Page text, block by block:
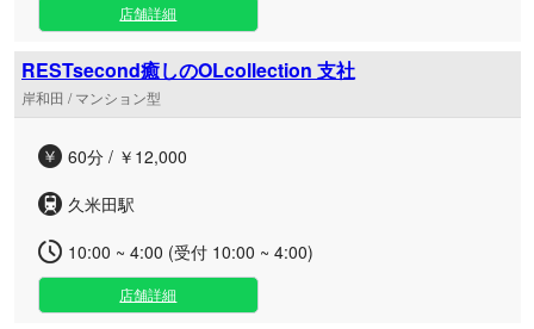
店舗詳細
RESTsecond癒しのOLcollection 支社
岸和田 / マンション型
60分 / ￥12,000
久米田駅
10:00 ~ 4:00 (受付 10:00 ~ 4:00)
店舗詳細